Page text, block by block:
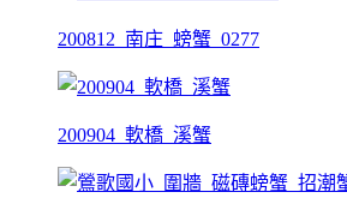
200812_南庄_螃蟹_0277
200904_軟橋_溪蟹